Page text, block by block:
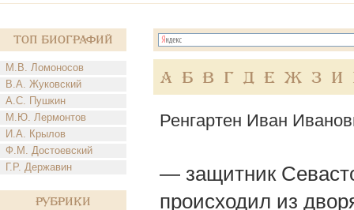
Топ Биографий
М.В. Ломоносов
В.А. Жуковский
А.С. Пушкин
М.Ю. Лермонтов
И.А. Крылов
Ф.М. Достоевский
Г.Р. Державин
Рубрики
А Б В Г Д Е Ж З И
Ренгартен Иван
— защитник
происходил из